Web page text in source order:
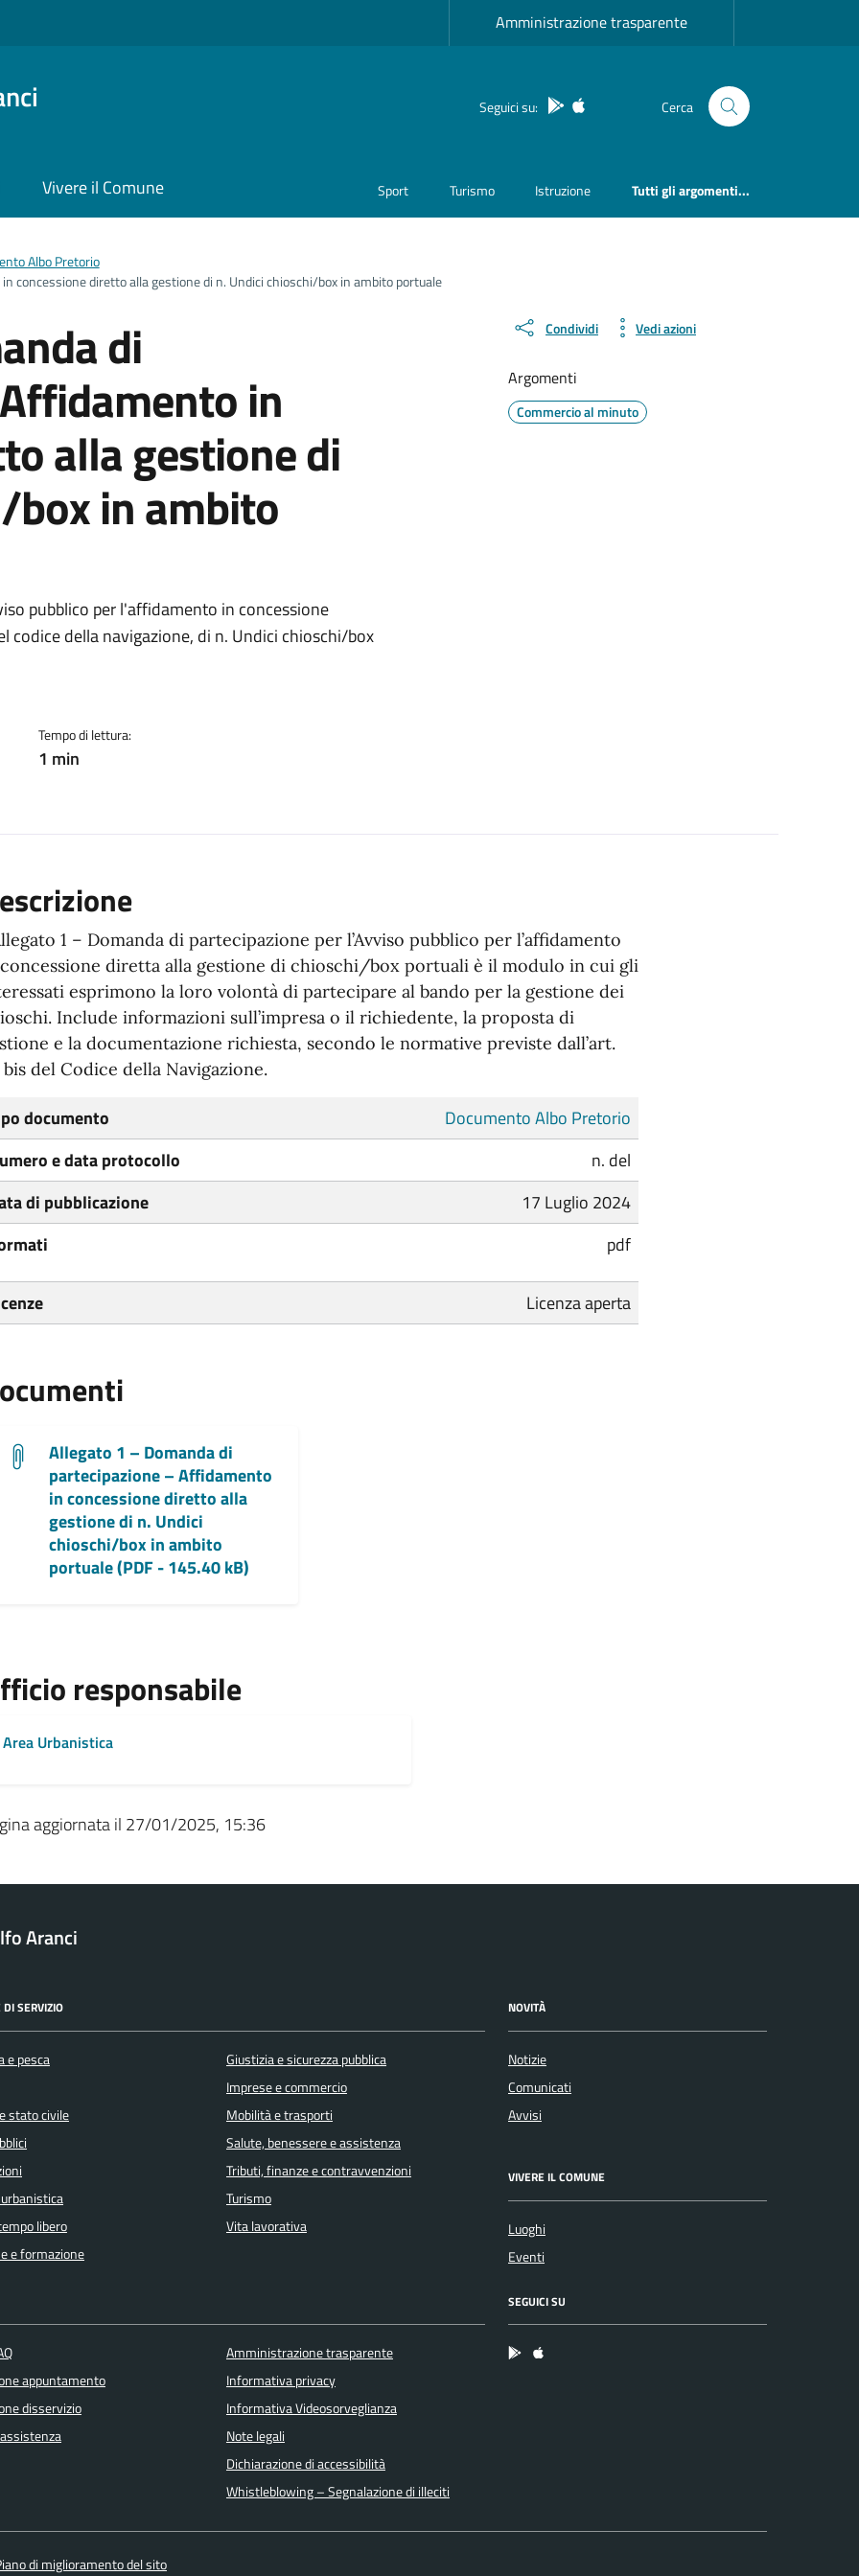
Amministrazione trasparente
Seguici su: App Android
App IOS Cerca
Vivere il Comune Sport Turismo Istruzione Tutti gli argomenti...
Albo Pretorio
concessione diretto alla gestione di n. Undici chioschi/box in ambito portuale
di
in
alla gestione di
box in ambito
pubblico per l'affidamento in concessione
codice della navigazione, di n. Undici chioschi/box
Tempo di lettura:
1 min
Condividi Vedi azioni
Argomenti
Commercio al minuto
1 – Domanda di partecipazione per l’Avviso pubblico per l’affidamento
diretta alla gestione di chioschi/box portuali è il modulo in cui gli
esprimono la loro volontà di partecipare al bando per la gestione dei
Include informazioni sull’impresa o il richiedente, la proposta di
e la documentazione richiesta, secondo le normative previste dall’art.
bis del Codice della Navigazione.
documento
Documento Albo Pretorio
e data protocollo
n. del
di pubblicazione
17 Luglio 2024
pdf
Licenza aperta
Allegato 1 – Domanda di
partecipazione – Affidamento
in concessione diretto alla
gestione di n. Undici
chioschi/box in ambito
portuale (PDF - 145.40 kB)
responsabile
Area Urbanistica
aggiornata il 27/01/2025, 15:36
Aranci
DI SERVIZIO
e pesca
stato civile
libero
e formazione
Giustizia e sicurezza pubblica
Imprese e commercio
Mobilità e trasporti
Salute, benessere e assistenza
Tributi, finanze e contravvenzioni
Turismo
Vita lavorativa
NOVITÀ
Notizie
Comunicati
Avvisi
VIVERE IL COMUNE
Luoghi
Eventi
appuntamento
disservizio
Amministrazione trasparente
Informativa privacy
Informativa Videosorveglianza
Note legali
Dichiarazione di accessibilità
Whistleblowing – Segnalazione di illeciti
SEGUICI SU
App Android
App IOS
di miglioramento del sito